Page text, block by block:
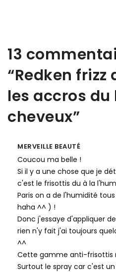
13
“Redken
les accros du
cheveux”
MERVEILLE BEAUTÉ
Coucou ma belle !
Si il y a une chose que je
c'est le frisottis du à la
Paris on a de l'humidité
haha ^^ ) !
Donc j'essaye d'appliquer
rien n'y fait j'ai toujours
^^
Cette gamme anti-frisottis
Surtout le spray car c'est